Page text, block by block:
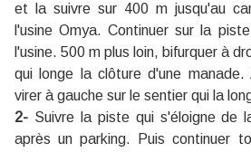
et la suivre sur 400 m jusqu'au
l'usine Omya. Continuer sur la
l'usine. 500 m plus loin, bifurquer à
qui longe la clôture d'une
virer à gauche sur le sentier qui la
2- Suivre la piste qui s'éloigne de
après un parking. Puis continuer